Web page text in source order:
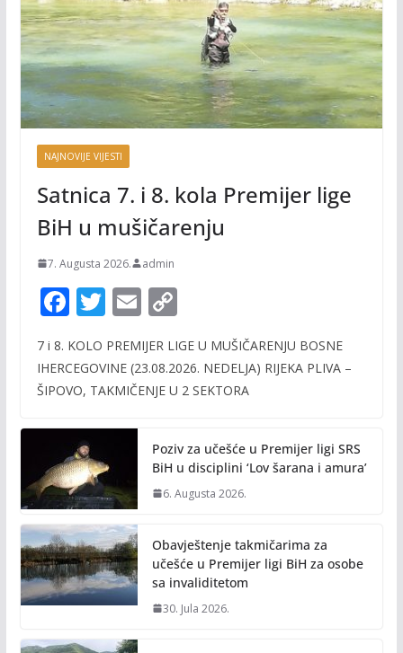
NAJNOVIJE VIJESTI
Satnica 7. i 8. kola Premijer lige
BiH u mušičarenju
7. Augusta 2026. admin
F
ac
e
b
o
k
T
w
itt
er
E
m
ai
l
C
p
y
n
k
7 i 8. KOLO PREMIJER LIGE U MUŠIČARENJU BOSNE
IHERCEGOVINE (23.08.2026. NEDELJA) RIJEKA PLIVA –
ŠIPOVO, TAKMIČENJE U 2 SEKTORA
Poziv za učešće u Premijer ligi SRS
BiH u disciplini ‘Lov šarana i amura’
6. Augusta 2026.
Obavještenje takmičarima za
učešće u Premijer ligi BiH za osobe
sa invaliditetom
30. Jula 2026.